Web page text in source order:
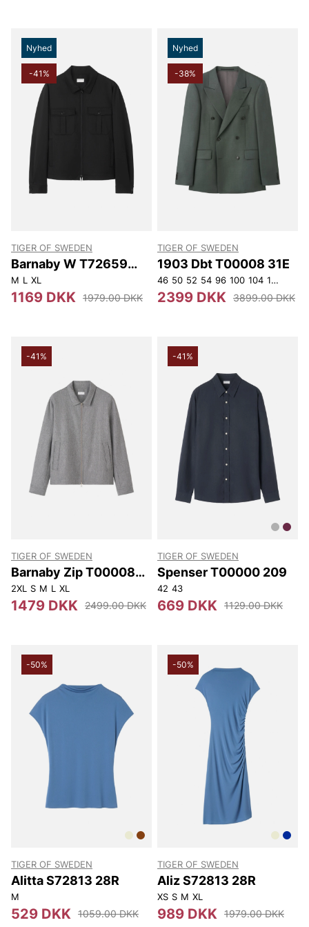
Nyhed
-41%
TIGER OF SWEDEN
Barnaby W T72659
050
M L XL
1169 DKK 1979.00 DKK
Nyhed
-38%
TIGER OF SWEDEN
1903 Dbt T00008 31E
46 50 52 54 96 100 104 108
2399 DKK 3899.00 DKK
-41%
TIGER OF SWEDEN
Barnaby Zip T00008
M08
2XL S M L XL
1479 DKK 2499.00 DKK
-41%
TIGER OF SWEDEN
Spenser T00000 209
42 43
669 DKK 1129.00 DKK
-50%
TIGER OF SWEDEN
Alitta S72813 28R
M
529 DKK 1059.00 DKK
-50%
TIGER OF SWEDEN
Aliz S72813 28R
XS S M XL
989 DKK 1979.00 DKK